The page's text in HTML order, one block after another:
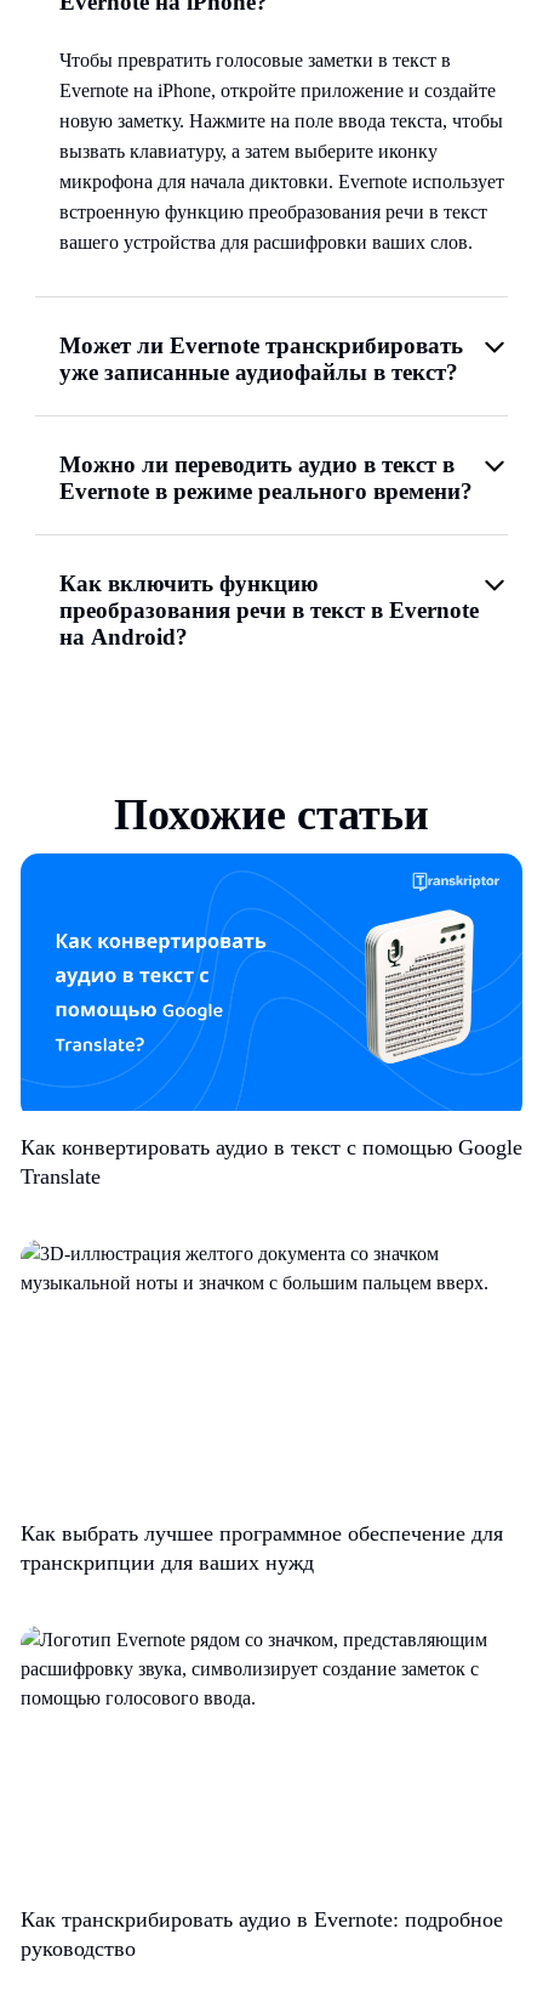
Чтобы превратить голосовые заметки в текст в
Evernote на iPhone, откройте приложение и создайте
новую заметку. Нажмите на поле ввода текста, чтобы
вызвать клавиатуру, а затем выберите иконку
микрофона для начала диктовки. Evernote использует
встроенную функцию преобразования речи в текст
вашего устройства для расшифровки ваших слов.
Может ли Evernote транскрибировать
уже записанные аудиофайлы в текст?
Можно ли переводить аудио в текст в
Evernote в режиме реального времени?
Как включить функцию
преобразования речи в текст в Evernote
на Android?
Похожие статьи
Как конвертировать аудио в текст с помощью Google
Translate
Как выбрать лучшее программное обеспечение для
транскрипции для ваших нужд
Как транскрибировать аудио в Evernote: подробное
руководство